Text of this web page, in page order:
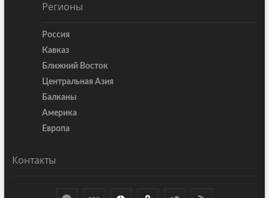
Регионы
Россия
Кавказ
Ближний Восток
Центральная Азия
Балканы
Америка
Европа
Контакты